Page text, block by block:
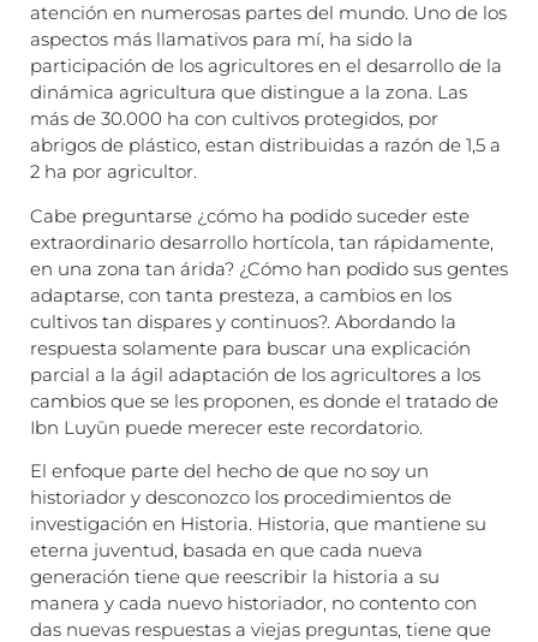
atención en numerosas partes del mundo. Uno de los
aspectos más llamativos para mí, ha sido la
participación de los agricultores en el desarrollo de la
dinámica agricultura que distingue a la zona. Las
más de 30.000 ha con cultivos protegidos, por
abrigos de plástico, estan distribuidas a razón de 1,5 a
2 ha por agricultor.
Cabe preguntarse ¿cómo ha podido suceder este
extraordinario desarrollo hortícola, tan rápidamente,
en una zona tan árida? ¿Cómo han podido sus gentes
adaptarse, con tanta presteza, a cambios en los
cultivos tan dispares y continuos?. Abordando la
respuesta solamente para buscar una explicación
parcial a la ágil adaptación de los agricultores a los
cambios que se les proponen, es donde el tratado de
Ibn Luyūn puede merecer este recordatorio.
El enfoque parte del hecho de que no soy un
historiador y desconozco los procedimientos de
investigación en Historia. Historia, que mantiene su
eterna juventud, basada en que cada nueva
generación tiene que reescribir la historia a su
manera y cada nuevo historiador, no contento con
das nuevas respuestas a viejas preguntas, tiene que